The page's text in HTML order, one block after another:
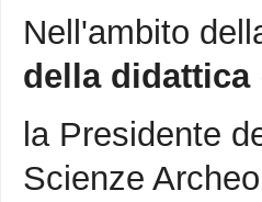
Nell'ambito
della didattica
la Presidente
Scienze